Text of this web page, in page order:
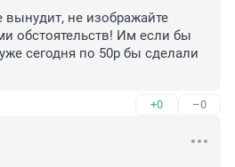
вынудит, не изображайте
обстоятельств! Им если бы
сегодня по 50р бы сделали
+0 –0